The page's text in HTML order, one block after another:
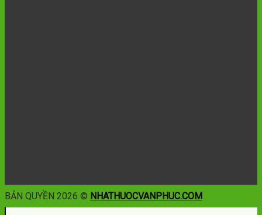
BẢN QUYỀN 2026 © NHATHUOCVANPHUC.COM